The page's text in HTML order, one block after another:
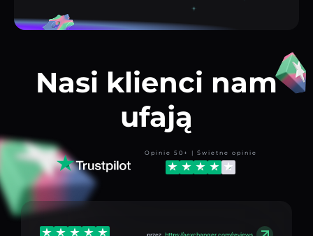
Nasi klienci nam
ufają
Opinie 50+ | Świetne opinie
przez https://aexchanger.com/reviews